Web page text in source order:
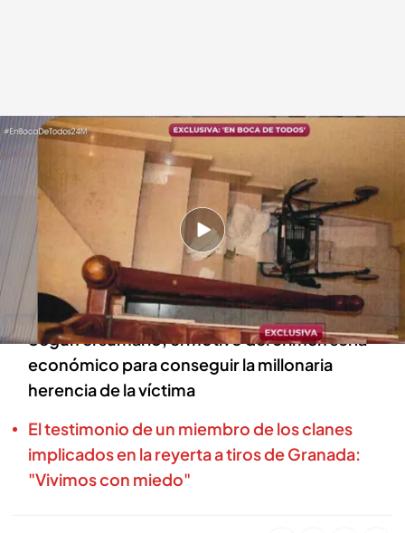
La fotos del sumario de la investigación
En boca de todos
24 MAR 2025 - 14:29h.
‘En boca de todo’ muestra las imágenes en
exclusiva del caso del policía acusado de matar
a una anciana
Según el sumario, el motivo del crimen sería
económico para conseguir la millonaria
herencia de la víctima
El testimonio de un miembro de los clanes
implicados en la reyerta a tiros de Granada:
"Vivimos con miedo"